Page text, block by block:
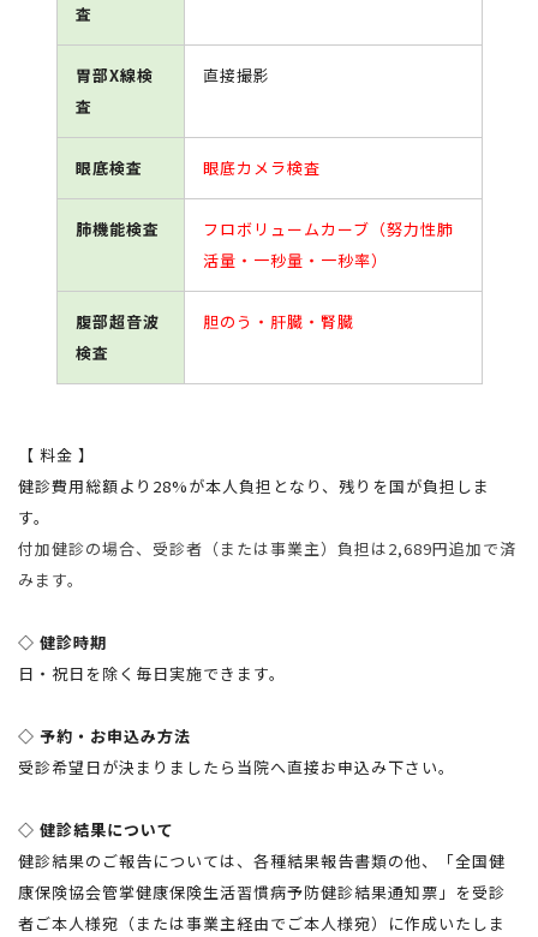
査
胃部X線検
査
直接撮影
眼底検査 眼底カメラ検査
肺機能検査
フロボリュームカーブ（努力性肺
活量・一秒量・一秒率）
腹部超音波
検査
胆のう・肝臓・腎臓
【 料金 】
健診費用総額より28%が本人負担となり、残りを国が負担しま
す。
付加健診の場合、受診者（または事業主）負担は2,689円追加で済
みます。
◇ 健診時期
日・祝日を除く毎日実施できます。
◇ 予約・お申込み方法
受診希望日が決まりましたら当院へ直接お申込み下さい。
◇ 健診結果について
健診結果のご報告については、各種結果報告書類の他、「全国健
康保険協会管掌健康保険生活習慣病予防健診結果通知票」を受診
者ご本人様宛（または事業主経由でご本人様宛）に作成いたしま